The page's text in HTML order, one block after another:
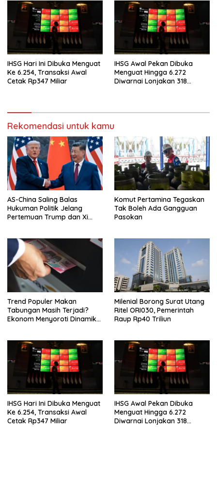
IHSG Hari Ini Dibuka Menguat
Ke 6.254, Transaksi Awal
Cetak Rp347 Miliar
IHSG Awal Pekan Dibuka
Menguat Hingga 6.272
Diwarnai Lonjakan 318
Rekomendasi untuk kamu
AS-China Saling Balas
Hukuman Politik Jelang
Pertemuan Trump dan Xi
Komut Pertamina Tegaskan
Tak Boleh Ada Gangguan
Pasokan
Trend Populer Makan
Tabungan Masih Terjadi?
Ekonom Menyoroti Dinamika
Milenial Borong Surat Utang
Ritel ORI030, Pemerintah
Raup Rp40 Triliun
IHSG Hari Ini Dibuka Menguat
Ke 6.254, Transaksi Awal
Cetak Rp347 Miliar
IHSG Awal Pekan Dibuka
Menguat Hingga 6.272
Diwarnai Lonjakan 318